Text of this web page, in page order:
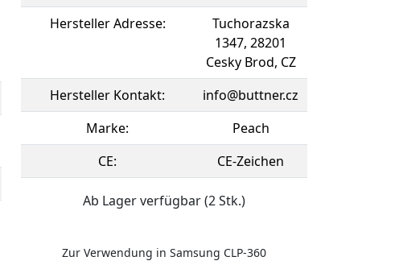
Hersteller Adresse:
Tuchorazska
1347, 28201
Cesky Brod, CZ
Hersteller Kontakt:
info@buttner.cz
Marke:
Peach
CE:
CE-Zeichen
Ab Lager verfügbar (2 Stk.)
Zur Verwendung in Samsung CLP-360